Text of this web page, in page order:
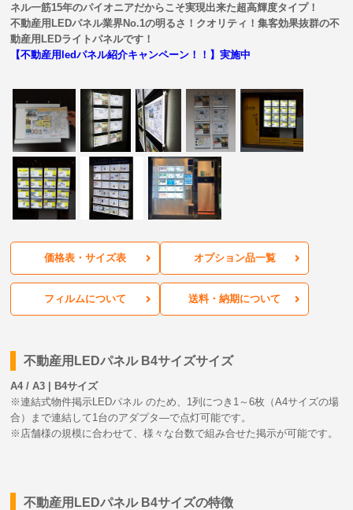
ネル一筋15年のパイオニアだからこそ実現出来た超高輝度タイプ！
不動産用LEDパネル業界No.1の明るさ！クオリティ！集客効果抜群の不
動産用LEDライトパネルです！
【不動産用ledパネル紹介キャンペーン！！】実施中
価格表・サイズ表 オプション品一覧
フィルムについて 送料・納期について
不動産用LEDパネル B4サイズサイズ
A4 / A3 | B4サイズ
※連結式物件掲示LEDパネル のため、1列につき1～6枚（A4サイズの場
合）まで連結して1台のアダプタ―で点灯可能です。
※店舗様の規模に合わせて、様々な台数で組み合せた掲示が可能です。
不動産用LEDパネル B4サイズの特徴